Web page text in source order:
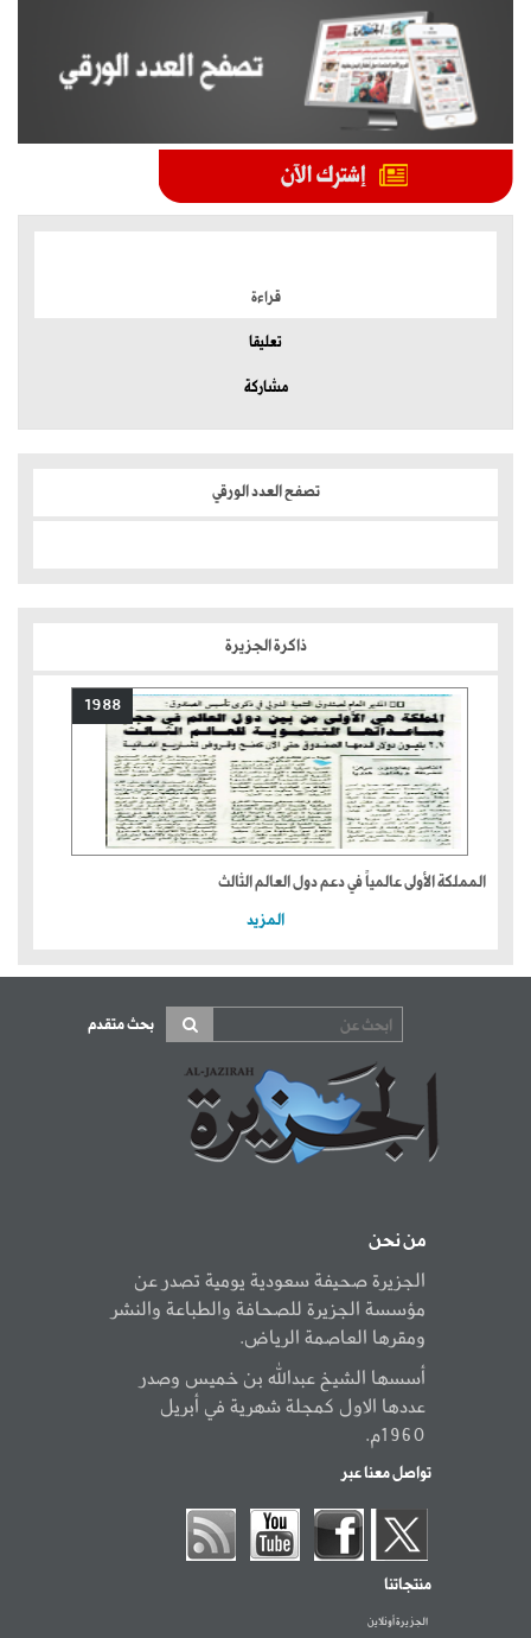
قراءة
تعليقا
مشاركة
تصفح العدد الورقي
ذاكرة الجزيرة
1988
المملكة الأولى عالمياً في دعم دول العالم الثالث
المزيد
بحث متقدم
من نحن
الجزيرة صحيفة سعودية يومية تصدر عن
مؤسسة الجزيرة للصحافة والطباعة والنشر
ومقرها العاصمة الرياض.
أسسها الشيخ عبدالله بن خميس وصدر
عددها الاول كمجلة شهرية في أبريل
1960م.
تواصل معنا عبر
منتجاتنا
الجزيرة أونلاين